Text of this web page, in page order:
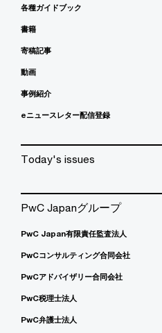
各種ガイドブック
書籍
寄稿記事
動画
事例紹介
eニュースレター配信登録
Today's issues
PwC Japanグループ
PwC Japan有限責任監査法人
PwCコンサルティング合同会社
PwCアドバイザリー合同会社
PwC税理士法人
PwC弁護士法人